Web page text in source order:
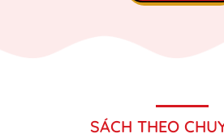
SÁCH THEO